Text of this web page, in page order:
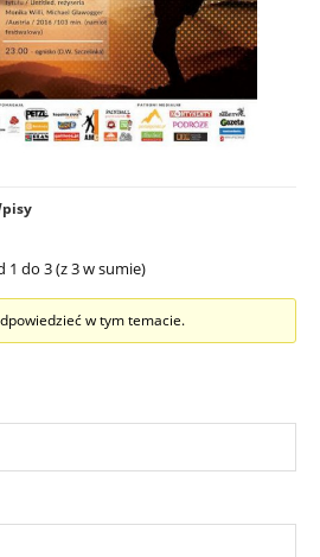
1 do 3 (z 3 w sumie)
w tym temacie.